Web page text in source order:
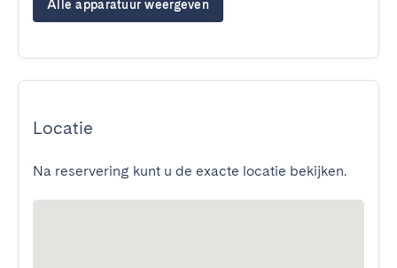
Alle apparatuur weergeven
Locatie
Na reservering kunt u de exacte locatie bekijken.